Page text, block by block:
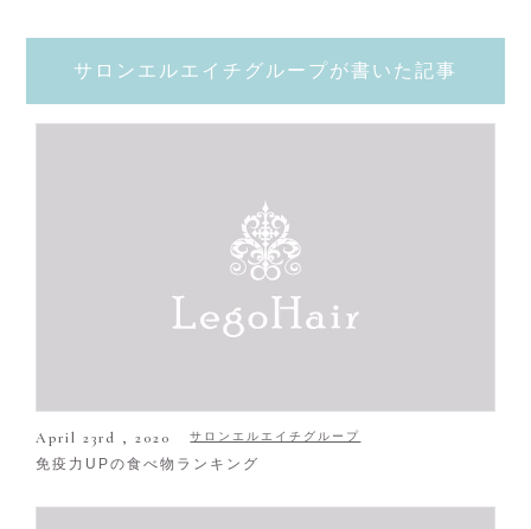
サロンエルエイチグループが書いた記事
April 23rd , 2020 サロンエルエイチグループ
免疫力UPの食べ物ランキング